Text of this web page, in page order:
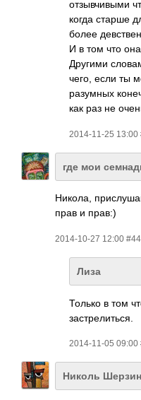
отзывчивыми
когда старше
более
И в том что
Другими
чего, если ты
разумных
как раз не
2014-11-25 13:00
где мои
Никола,
прав и прав:)
2014-10-27 12:00
Лиза
Только в том
застрелиться.
2014-11-05 09:00
Николь